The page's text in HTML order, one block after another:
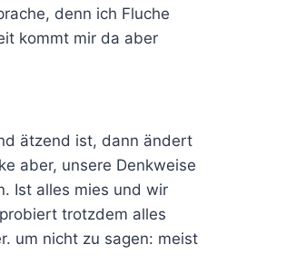
denn ich Fluche
kommt mir da aber
ätzend ist, dann ändert
aber, unsere Denkweise
Ist alles mies und wir
trotzdem alles
um nicht zu sagen: meist